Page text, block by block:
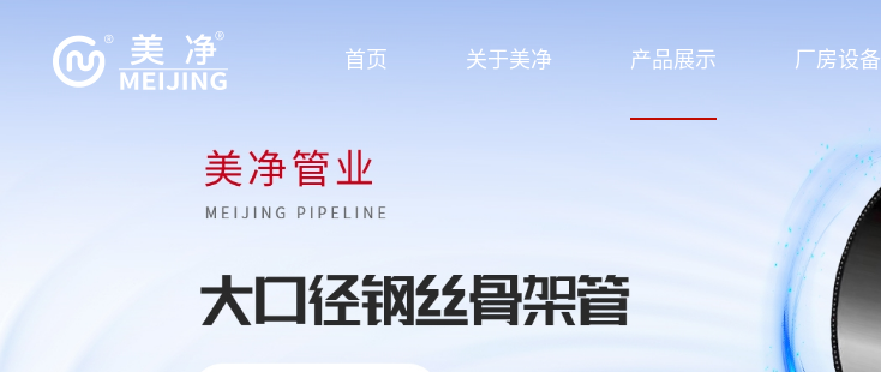
首页 关于美净 产品展示 厂房设备